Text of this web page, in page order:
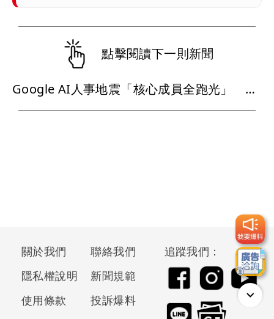
點擊閱讀下一則新聞
Google AI人事地震「核心成員全跑光」 Gemini新模型難產
關於我們
聯絡我們
隱私權說明
新聞規範
使用條款
投訴爆料
追蹤我們：